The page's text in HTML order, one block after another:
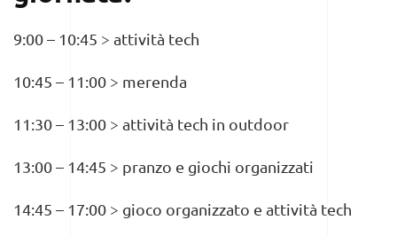
9:00 – 10:45 > attività tech
10:45 – 11:00 > merenda
11:30 – 13:00 > attività tech in outdoor
13:00 – 14:45 > pranzo e giochi organizzati
14:45 – 17:00 > gioco organizzato e attività tech